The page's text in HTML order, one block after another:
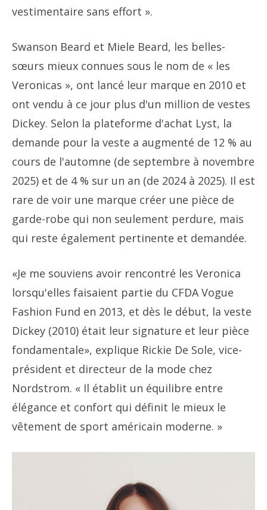
vestimentaire sans effort ».
Swanson Beard et Miele Beard, les belles-
sœurs mieux connues sous le nom de « les
Veronicas », ont lancé leur marque en 2010 et
ont vendu à ce jour plus d'un million de vestes
Dickey. Selon la plateforme d'achat Lyst, la
demande pour la veste a augmenté de 12 % au
cours de l'automne (de septembre à novembre
2025) et de 4 % sur un an (de 2024 à 2025). Il est
rare de voir une marque créer une pièce de
garde-robe qui non seulement perdure, mais
qui reste également pertinente et demandée.
«Je me souviens avoir rencontré les Veronica
lorsqu'elles faisaient partie du CFDA Vogue
Fashion Fund en 2013, et dès le début, la veste
Dickey (2010) était leur signature et leur pièce
fondamentale», explique Rickie De Sole, vice-
président et directeur de la mode chez
Nordstrom. « Il établit un équilibre entre
élégance et confort qui définit le mieux le
vêtement de sport américain moderne. »